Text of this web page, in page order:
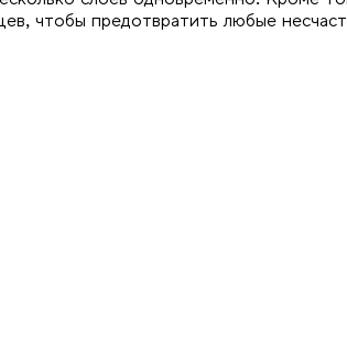
чтобы предотвратить любые